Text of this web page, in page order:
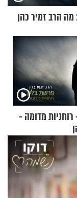
הרב זמיר כהן
מדומה -